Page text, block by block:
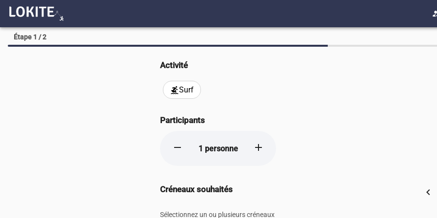
Étape 1 / 2
Activité
surfingSurf
Participants
remove 1 personne add
Créneaux souhaités chevron_left
Sélectionnez un ou plusieurs créneaux